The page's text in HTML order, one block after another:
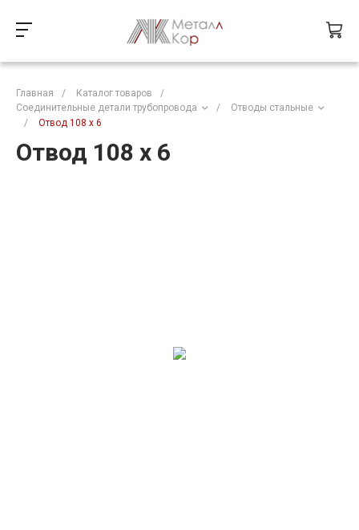
Главная / Каталог товаров
/
Соединительные детали трубопровода
/
Отводы стальные
/
Отвод 108 х 6
Отвод 108 х 6